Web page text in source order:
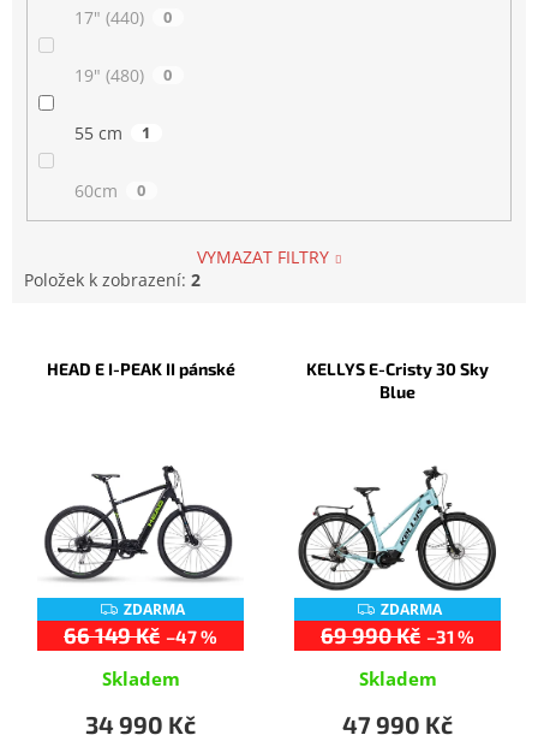
17" (440) 0
19" (480) 0
55 cm 1
60cm 0
VYMAZAT FILTRY
Položek k zobrazení: 2
Z
D
A
M
ZDARMA
66 149 Kč –47 %
HEAD E I-PEAK II pánské
Skladem
34 990 Kč
Z
D
A
M
ZDARMA
69 990 Kč –31 %
KELLYS E-Cristy 30 Sky
Blue
Skladem
47 990 Kč